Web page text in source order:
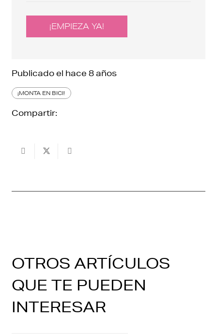
¡EMPIEZA YA!
Publicado el hace 8 años
¡MONTA EN BICI!
Compartir:
OTROS ARTÍCULOS
QUE TE PUEDEN
INTERESAR